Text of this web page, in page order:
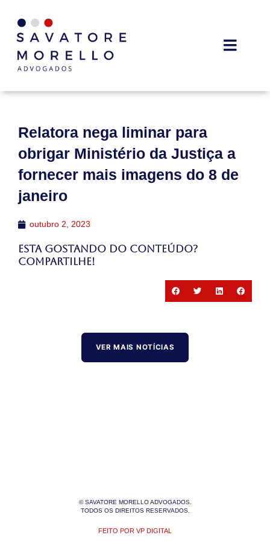
Relatora nega liminar para
obrigar Ministério da Justiça a
fornecer mais imagens do 8 de
janeiro
outubro 2, 2023
Esta gostando do conteúdo?
Compartilhe!
VER MAIS NOTÍCIAS
© SAVATORE MORELLO ADVOGADOS.
TODOS OS DIREITOS RESERVADOS.
FEITO POR VP DIGITAL